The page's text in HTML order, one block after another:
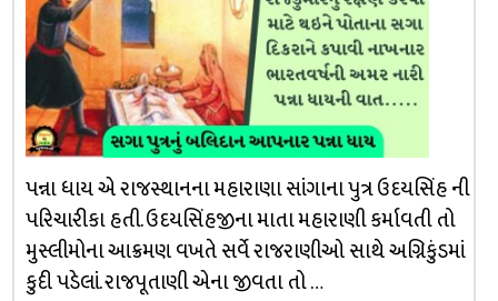
પન્ના ધાય એ રાજસ્થાનના મહારાણા સાંગાના પુત્ર ઉદયસિંહ ની
પરિચારીકા હતી. ઉદયસિંહજીના માતા મહારાણી કર્માવતી તો
મુસ્લીમોના આક્રમણ વખતે સર્વે રાજરાણીઓ સાથે અગ્નિકુંડમાં
કુદી પડેલાં. રાજપૂતાણી એના જીવતા તો …